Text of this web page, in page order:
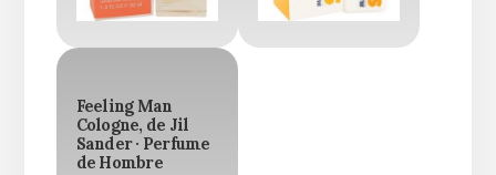
Feeling Man
Cologne, de Jil
Sander · Perfume
de Hombre